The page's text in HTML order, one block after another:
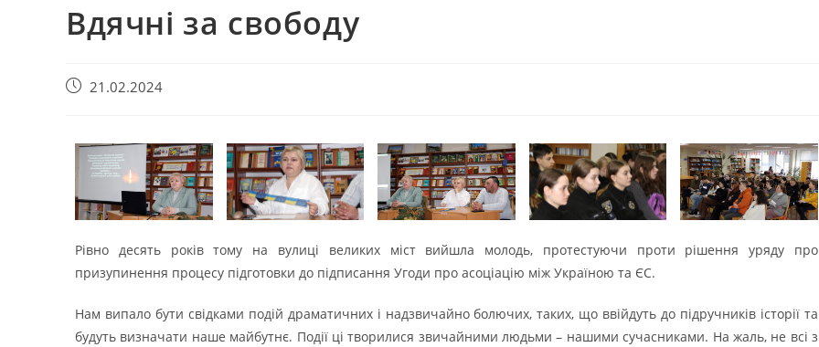
Вдячні за свободу
21.02.2024
Рівно десять років тому на вулиці великих міст вийшла молодь, протестуючи проти рішення уряду про
призупинення процесу підготовки до підписання Угоди про асоціацію між Україною та ЄС.
Нам випало бути свідками подій драматичних і надзвичайно болючих, таких, що ввійдуть до підручників історії та
будуть визначати наше майбутнє. Події ці творилися звичайними людьми – нашими сучасниками. На жаль, не всі з